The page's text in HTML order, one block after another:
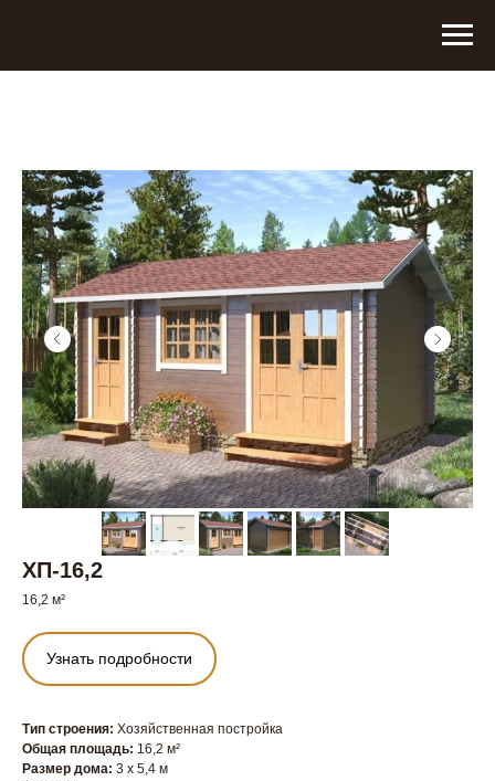
ХП-16,2
16,2 м²
Узнать подробности
Тип строения: Хозяйственная постройка
Общая площадь: 16,2 м²
Размер дома: 3 x 5,4 м